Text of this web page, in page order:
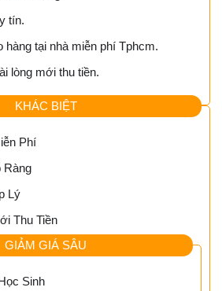
tín.
hàng tại nhà miễn phí Tphcm.
lòng mới thu tiền.
KHÁC BIỆT
Phí
Ràng
Lý
Thu Tiền
GIẢM GIÁ SÂU
Sinh